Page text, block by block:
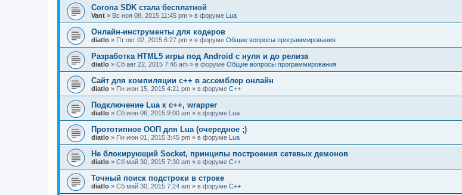
Corona SDK стала бесплатной
Vant » Вс ноя 08, 2015 11:45 pm » в форуме Lua
Онлайн-инструменты для кодеров
diatlo » Пт окт 02, 2015 6:27 pm » в форуме Общие вопросы программирования
Разработка HTML5 игры под Android с нуля и до релиза
diatlo » Сб авг 22, 2015 7:46 am » в форуме Общие вопросы программирования
Сайт для компиляции c++ в ассемблер онлайн
diatlo » Пн июн 15, 2015 4:21 pm » в форуме C++
Подключение Lua к c++, wrapper
diatlo » Сб июн 06, 2015 9:00 am » в форуме Lua
Прототипное ООП для Lua (очередное ;)
diatlo » Пн июн 01, 2015 3:45 pm » в форуме Lua
Не блокирующий Socket, принципы построения сетевых демонов
diatlo » Сб май 30, 2015 7:30 am » в форуме C++
Точный поиск подстроки в строке
diatlo » Сб май 30, 2015 7:24 am » в форуме C++